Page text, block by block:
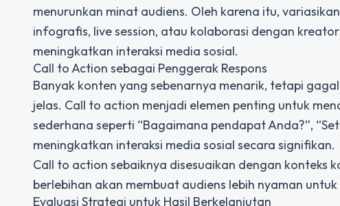
menurunkan minat audiens. Oleh karena itu,
infografis, live session, atau kolaborasi dengan
meningkatkan interaksi media sosial.
Call to Action sebagai Penggerak Respons
Banyak konten yang sebenarnya menarik, tetapi
jelas. Call to action menjadi elemen penting untuk
sederhana seperti “Bagaimana pendapat Anda?”,
meningkatkan interaksi media sosial secara signifikan.
Call to action sebaiknya disesuaikan dengan
berlebihan akan membuat audiens lebih nyaman
Evaluasi Strategi untuk Hasil Berkelanjutan